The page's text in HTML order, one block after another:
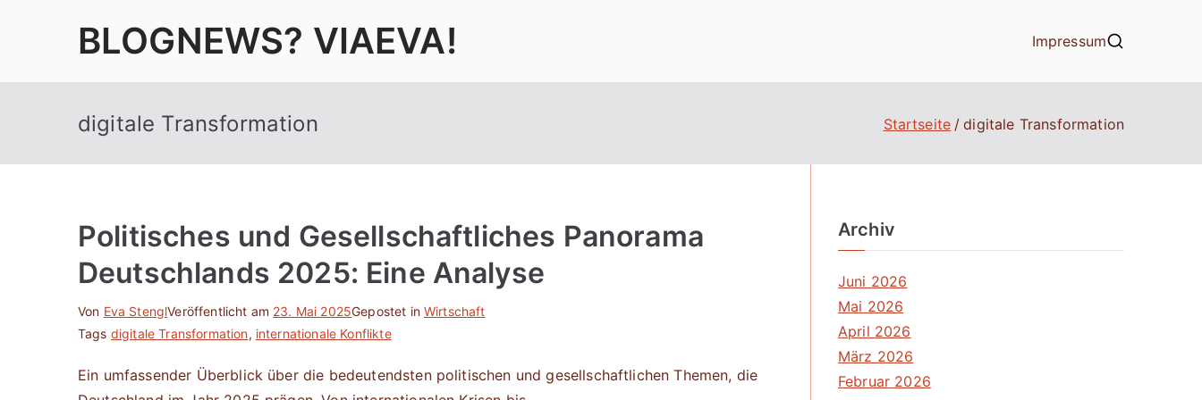
BLOGNEWS? VIAEVA! Impressum
digitale Transformation Startseite digitale Transformation
Politisches und Gesellschaftliches Panorama
Deutschlands 2025: Eine Analyse
Von Eva StenglVeröffentlicht am 23. Mai 2025Gepostet in Wirtschaft
Tags digitale Transformation, internationale Konflikte
Ein umfassender Überblick über die bedeutendsten politischen und gesellschaftlichen Themen, die
Archiv
Juni 2026
Mai 2026
April 2026
März 2026
Februar 2026